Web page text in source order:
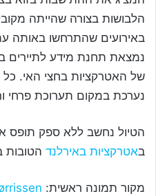
הלבושות בצורה שהייתה
באירועים שהתרחשו באותה
נמצאת תחנת מידע לתיירים
של האטרקציות בחצי האי.
נערכת במקום תערוכת פרחי
הטיול נחשב ללא ספק תופס
באטרקציות באירלנד הטובות
מקור תמונה ראשית: